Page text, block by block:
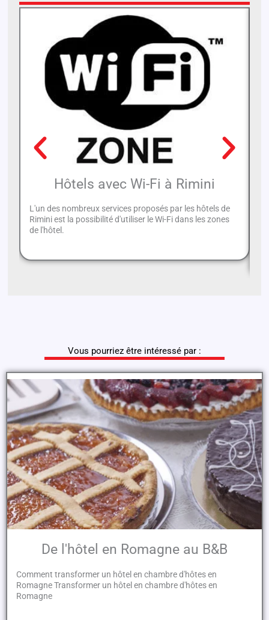
Hôtels avec Wi-Fi à Rimini
L'un des nombreux services proposés par les hôtels de
Rimini est la possibilité d'utiliser le Wi-Fi dans les zones
de l'hôtel.
Vous pourriez être intéressé par :
De l'hôtel en Romagne au B&B
Comment transformer un hôtel en chambre d'hôtes en
Romagne Transformer un hôtel en chambre d'hôtes en
Romagne